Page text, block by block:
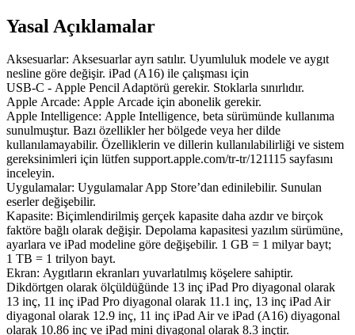
Yasal Açıklamalar
Aksesuarlar: Aksesuarlar ayrı satılır. Uyumluluk modele ve aygıt
nesline göre değişir. iPad (A16) ile çalışması için
USB‑C - Apple Pencil Adaptörü gerekir. Stoklarla sınırlıdır.
Apple Arcade: Apple Arcade için abonelik gerekir.
Apple Intelligence: Apple Intelligence, beta sürümünde kullanıma
sunulmuştur. Bazı özellikler her bölgede veya her dilde
kullanılamayabilir. Özelliklerin ve dillerin kullanılabilirliği ve sistem
gereksinimleri için lütfen support.apple.com/tr-tr/121115 sayfasını
inceleyin.
Uygulamalar: Uygulamalar App Store’dan edinilebilir. Sunulan
eserler değişebilir.
Kapasite: Biçimlendirilmiş gerçek kapasite daha azdır ve birçok
faktöre bağlı olarak değişir. Depolama kapasitesi yazılım sürümüne,
ayarlara ve iPad modeline göre değişebilir. 1 GB = 1 milyar bayt;
1 TB = 1 trilyon bayt.
Ekran: Aygıtların ekranları yuvarlatılmış köşelere sahiptir.
Dikdörtgen olarak ölçüldüğünde 13 inç iPad Pro diyagonal olarak
13 inç, 11 inç iPad Pro diyagonal olarak 11.1 inç, 13 inç iPad Air
diyagonal olarak 12.9 inç, 11 inç iPad Air ve iPad (A16) diyagonal
olarak 10.86 inç ve iPad mini diyagonal olarak 8.3 inçtir.